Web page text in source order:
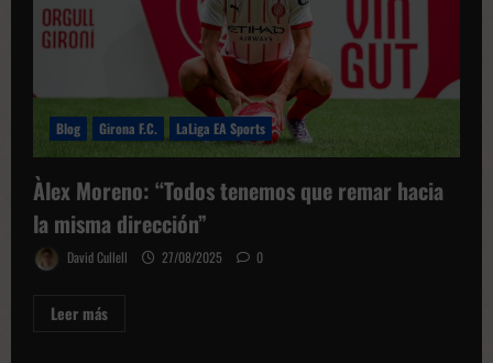
Blog Girona F.C. LaLiga EA Sports
Àlex Moreno: “Todos tenemos que remar hacia
la misma dirección”
David Cullell 27/08/2025 0
Leer másLeer